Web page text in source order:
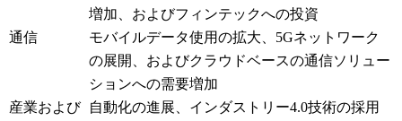
増加、およびフィンテックへの投資
通信
モバイルデータ使用の拡大、5Gネットワーク
の展開、およびクラウドベースの通信ソリュー
ションへの需要増加
産業および
自動化の進展、インダストリー4.0技術の採用